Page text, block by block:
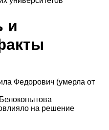
и
Федорович (умерла от
на решение